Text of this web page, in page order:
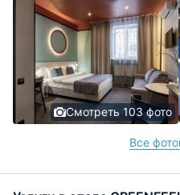
Смотреть 103 фото
Все